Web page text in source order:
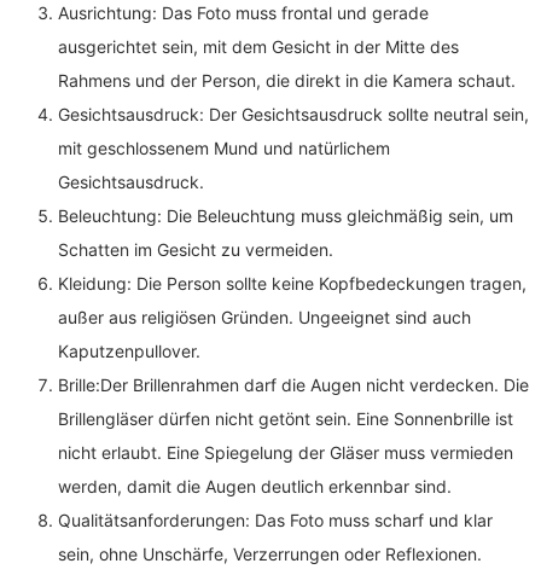
Ausrichtung: Das Foto muss frontal und gerade
ausgerichtet sein, mit dem Gesicht in der Mitte des
Rahmens und der Person, die direkt in die Kamera schaut.
Gesichtsausdruck: Der Gesichtsausdruck sollte neutral sein,
mit geschlossenem Mund und natürlichem
Gesichtsausdruck.
Beleuchtung: Die Beleuchtung muss gleichmäßig sein, um
Schatten im Gesicht zu vermeiden.
Kleidung: Die Person sollte keine Kopfbedeckungen tragen,
außer aus religiösen Gründen. Ungeeignet sind auch
Kaputzenpullover.
Brille:Der Brillenrahmen darf die Augen nicht verdecken. Die
Brillengläser dürfen nicht getönt sein. Eine Sonnenbrille ist
nicht erlaubt. Eine Spiegelung der Gläser muss vermieden
werden, damit die Augen deutlich erkennbar sind.
Qualitätsanforderungen: Das Foto muss scharf und klar
sein, ohne Unschärfe, Verzerrungen oder Reflexionen.